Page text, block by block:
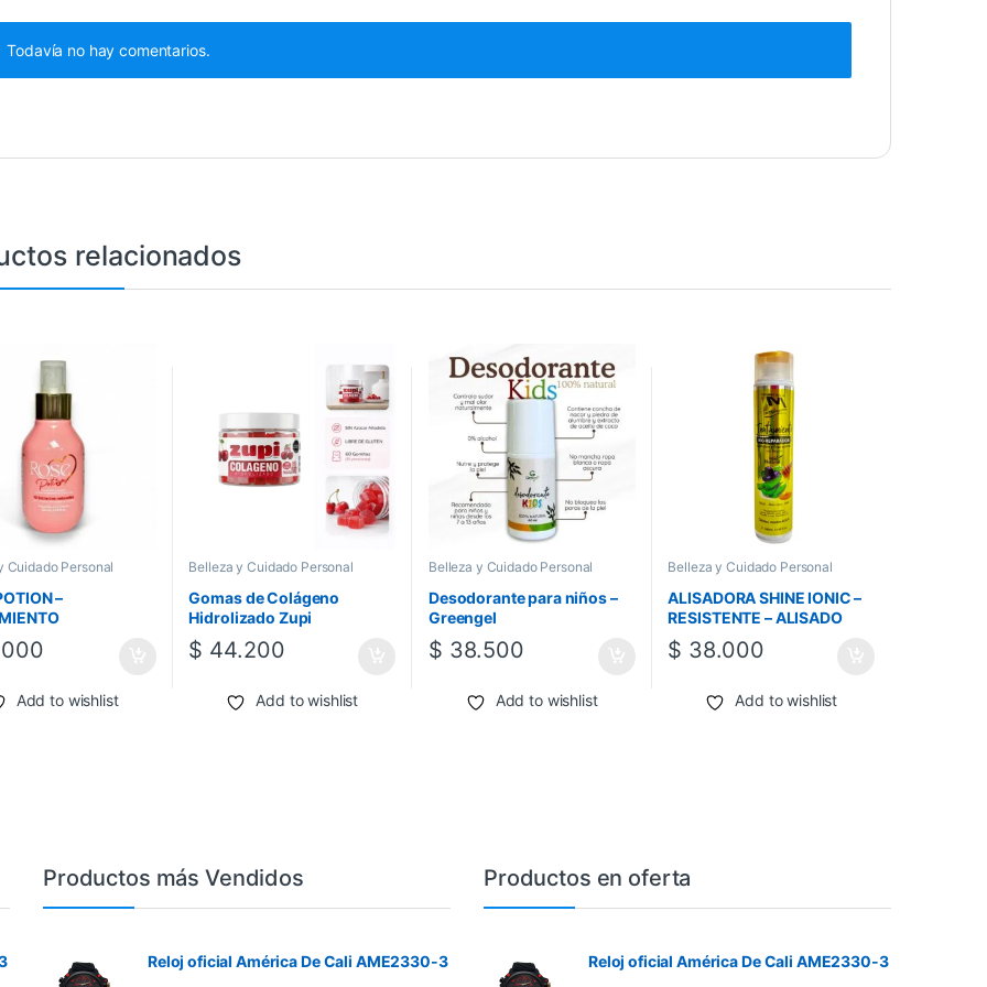
Todavía no hay comentarios.
relacionados
Cuidado Personal
–
– PERFUME
CON FEROMONAS
Add to wishlist
Belleza y Cuidado Personal
Gomas de Colágeno
Hidrolizado Zupi
$ 44.200
Add to wishlist
Belleza y Cuidado Personal
Desodorante para niños –
Greengel
$ 38.500
Add to wishlist
Belleza y Cuidado Personal
ALISADORA SHINE IONIC –
RESISTENTE – ALISADO
DEFINITIVO JAPONES CON
IONES – LUIS MANUEL
$ 38.000
Add to wishlist
Productos más Vendidos
Reloj oficial América De Cali AME2330-3
Productos en oferta
Reloj oficial América De Cali AME2330-3